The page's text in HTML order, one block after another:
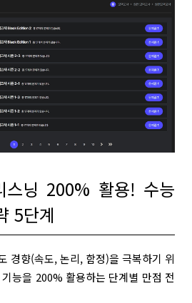
스닝 200% 활용! 수능
5단계
경향(속도, 논리, 함정)을 극복하기 위
능을 200% 활용하는 단계별 만점 전